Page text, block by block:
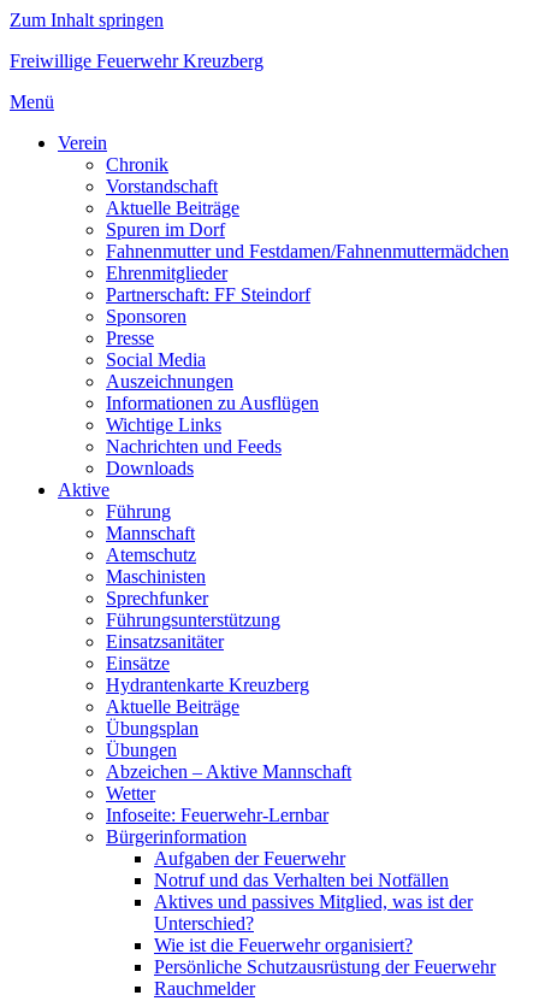
Zum Inhalt springen
Freiwillige Feuerwehr Kreuzberg
Menü
Verein
Chronik
Vorstandschaft
Aktuelle Beiträge
Spuren im Dorf
Fahnenmutter und Festdamen/Fahnenmuttermädchen
Ehrenmitglieder
Partnerschaft: FF Steindorf
Sponsoren
Presse
Social Media
Auszeichnungen
Informationen zu Ausflügen
Wichtige Links
Nachrichten und Feeds
Downloads
Aktive
Führung
Mannschaft
Atemschutz
Maschinisten
Sprechfunker
Führungsunterstützung
Einsatzsanitäter
Einsätze
Hydrantenkarte Kreuzberg
Aktuelle Beiträge
Übungsplan
Übungen
Abzeichen – Aktive Mannschaft
Wetter
Infoseite: Feuerwehr-Lernbar
Bürgerinformation
Aufgaben der Feuerwehr
Notruf und das Verhalten bei Notfällen
Aktives und passives Mitglied, was ist der
Unterschied?
Wie ist die Feuerwehr organisiert?
Persönliche Schutzausrüstung der Feuerwehr
Rauchmelder